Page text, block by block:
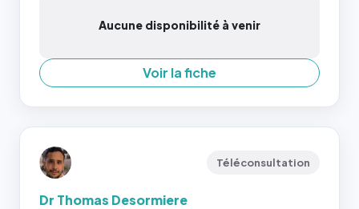
Aucune disponibilité à venir
Voir la fiche
Téléconsultation
Dr Thomas Desormiere